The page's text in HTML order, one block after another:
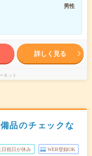
男性
詳しく見る
ネット
品のチェックな
日祝日が休み WEB登録OK